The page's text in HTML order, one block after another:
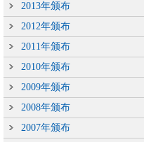
2013年颁布
2012年颁布
2011年颁布
2010年颁布
2009年颁布
2008年颁布
2007年颁布